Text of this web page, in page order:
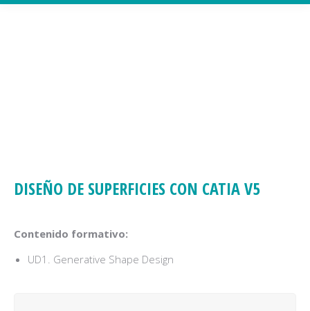
DISEÑO DE SUPERFICIES CON CATIA V5
Contenido formativo:
UD1. Generative Shape Design